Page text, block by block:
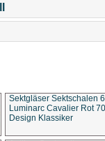
Sektgläser Sektschalen
Luminarc Cavalier Rot
Design Klassiker